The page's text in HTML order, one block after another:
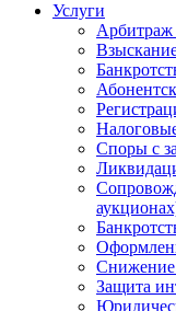
Услуги
Споры с
Снижение
Защита